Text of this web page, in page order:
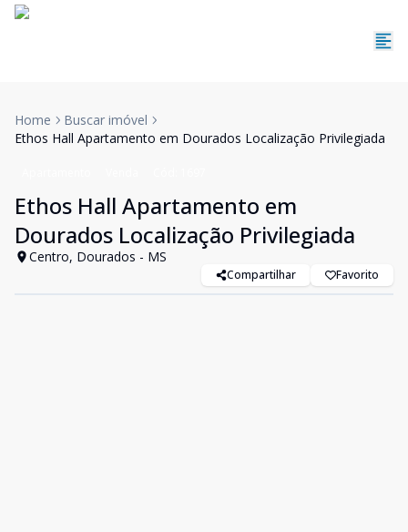
Home
Buscar imóvel
Ethos Hall Apartamento em Dourados Localização Privilegiada
Ethos Hall Apartamento em
Dourados Localização Privilegiada
Centro, Dourados - MS
Compartilhar Favorito